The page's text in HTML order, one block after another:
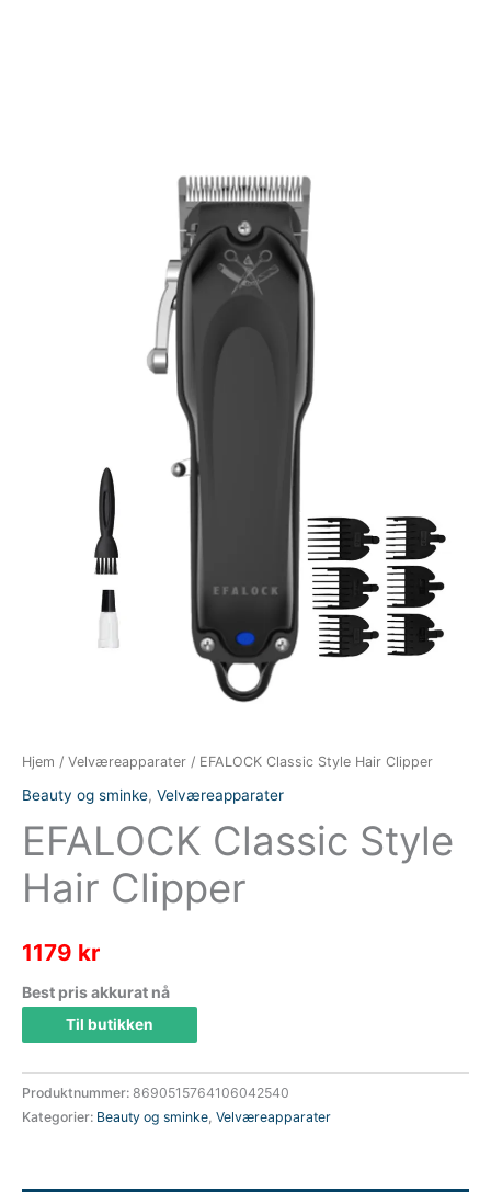
Hjem / Velværeapparater / EFALOCK Classic Style Hair Clipper
Beauty og sminke, Velværeapparater
EFALOCK Classic Style
Hair Clipper
1179 kr
Best pris akkurat nå
Til butikken
Produktnummer: 8690515764106042540
Kategorier: Beauty og sminke Velværeapparater